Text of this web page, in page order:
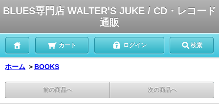
BLUES専門店 WALTER'S JUKE / CD・レコード
通販
カート ログイン 検索
ホーム ＞ BOOKS
前の商品へ 次の商品へ